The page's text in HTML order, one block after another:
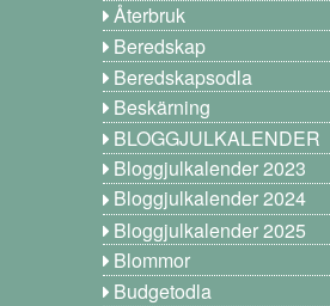
Återbruk
Beredskap
Beredskapsodla
Beskärning
BLOGGJULKALENDER
Bloggjulkalender 2023
Bloggjulkalender 2024
Bloggjulkalender 2025
Blommor
Budgetodla